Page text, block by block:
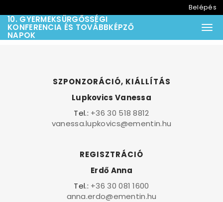
Belépés
10. GYERMEKSÜRGŐSSÉGI
KONFERENCIA ÉS TOVÁBBKÉPZŐ
NAPOK
SZPONZORÁCIÓ, KIÁLLÍTÁS
Lupkovics Vanessa
Tel.: +36 30 518 8812
vanessa.lupkovics@ementin.hu
REGISZTRÁCIÓ
Erdő Anna
Tel.: +36 30 081 1600
anna.erdo@ementin.hu